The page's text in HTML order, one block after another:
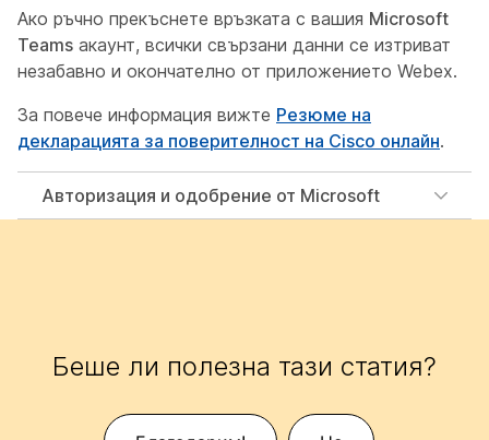
Ако ръчно прекъснете връзката с вашия Microsoft
Teams акаунт, всички свързани данни се изтриват
незабавно и окончателно от приложението Webex.
За повече информация вижте Резюме на
декларацията за поверителност на Cisco онлайн.
Авторизация и одобрение от Microsoft
Беше ли полезна тази статия?